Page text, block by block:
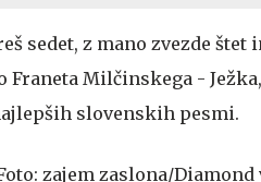
sedet, z mano zvezde
Franeta Milčinskega -
slovenskih pesmi.